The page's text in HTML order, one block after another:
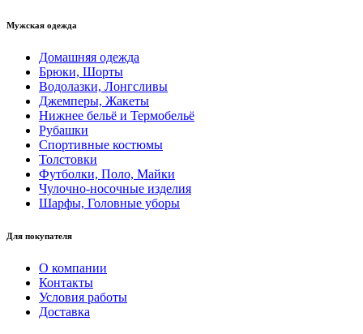
Мужская одежда
Домашняя одежда
Брюки, Шорты
Водолазки, Лонгсливы
Джемперы, Жакеты
Нижнее бельё и Термобельё
Рубашки
Спортивные костюмы
Толстовки
Футболки, Поло, Майки
Чулочно-носочные изделия
Шарфы, Головные уборы
Для покупателя
О компании
Контакты
Условия работы
Доставка